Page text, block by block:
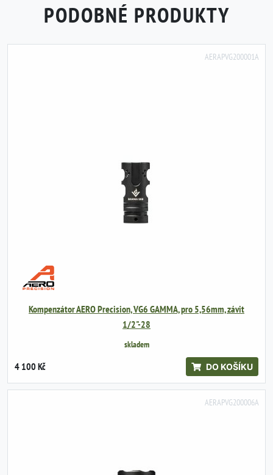
PODOBNÉ PRODUKTY
AERAPVG200001A
Kompenzátor AERO Precision, VG6 GAMMA, pro 5,56mm, závit
1/2"-28
skladem
4 100 Kč DO KOŠÍKU
AERAPVG200006A